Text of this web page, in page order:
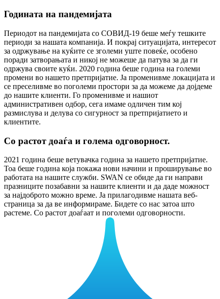
Годината на пандемијата
Периодот на пандемијата со СОВИД-19 беше меѓу тешките
периоди за нашата компанија. И покрај ситуацијата, интересот
за одржување на куќите се зголеми уште повеќе, особено
поради затворањата и никој не можеше да патува за да ги
одржува своите куќи. 2020 година беше година на големи
промени во нашето претпријатие. Ја променивме локацијата и
се преселивме во поголеми простори за да можеме да дојдеме
до нашите клиенти. Го променивме и нашиот
административен одбор, сега имаме одличен тим кој
размислува и делува со сигурност за претпријатието и
клиентите.
Со растот доаѓа и голема одговорност.
2021 година беше ветувачка година за нашето претпријатие.
Тоа беше година која покажа нови начини и проширување во
работата на нашите служби. SWAN се обиде да ги направи
празниците позабавни за нашите клиенти и да даде можност
за најдоброто можно време. Ја прилагодивме нашата веб-
страница за да ве информираме. Бидете со нас затоа што
растеме. Со растот доаѓаат и поголеми одговорности.